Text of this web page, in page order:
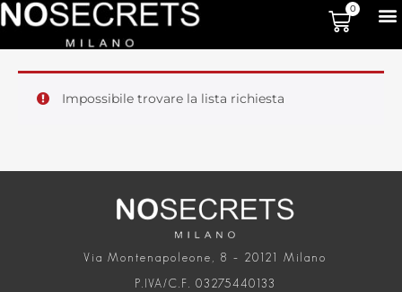
0
Impossibile trovare la lista richiesta
Via Montenapoleone, 8 – 20121 Milano
P.IVA/C.F. 03275440133